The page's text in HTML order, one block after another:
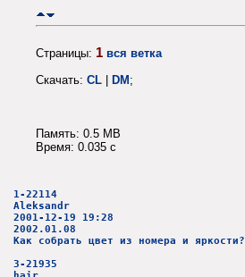
Страницы: 1 вся ветка
Скачать: CL DM ;
Память: 0.5 MB
Время: 0.035 c
1-22114
Aleksandr
2001-12-19 19:28
2002.01.08
Как собрать цвет из номера и яркости?
3-21935